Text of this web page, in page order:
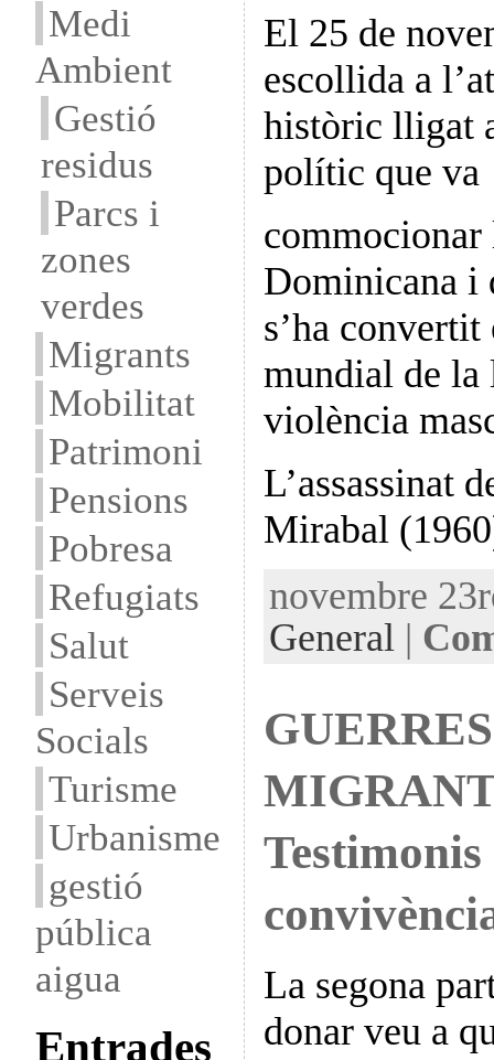
Medi
Ambient
Gestió
residus
Parcs i
zones
verdes
Migrants
Mobilitat
Patrimoni
Pensions
Pobresa
Refugiats
Salut
Serveis
Socials
Turisme
Urbanisme
gestió
pública
aigua
Entrades
El 25 de
escollida a
històric lligat
polític que va
Dominicana i
s’ha
mundial de
violència
L’assassinat
Mirabal
novembre
General|
La segona
donar veu a